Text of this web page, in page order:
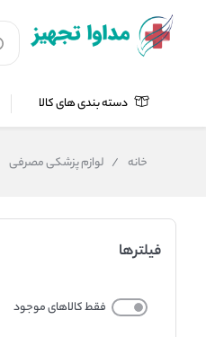
دسته بندی های کالا
خانه / لوازم پزشکی مصرفی
فیلترها
فقط کالاهای موجود